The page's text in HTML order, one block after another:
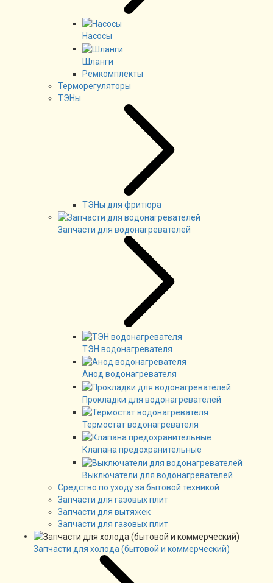
Насосы
Шланги
Ремкомплекты
Терморегуляторы
ТЭНы
ТЭНы для фритюра
Запчасти для водонагревателей
ТЭН водонагревателя
Анод водонагревателя
Прокладки для водонагревателей
Термостат водонагревателя
Клапана предохранительные
Выключатели для водонагревателей
Средство по уходу за бытовой техникой
Запчасти для газовых плит
Запчасти для вытяжек
Запчасти для газовых плит
Запчасти для холода (бытовой и коммерческий)